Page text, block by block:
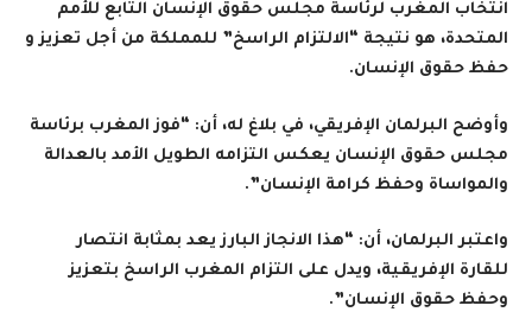
انتخاب المغرب لرئاسة مجلس حقوق الإنسان التابع للأمم
المتحدة، هو نتيجة “الالتزام الراسخ” للمملكة من أجل تعزيز و
حفظ حقوق الإنسان.
وأوضح البرلمان الإفريقي، في بلاغ له، أن: “فوز المغرب برئاسة
مجلس حقوق الإنسان يعكس التزامه الطويل الأمد بالعدالة
والمواساة وحفظ كرامة الإنسان”.
واعتبر البرلمان، أن: “هذا الانجاز البارز يعد بمثابة انتصار
للقارة الإفريقية، ويدل على التزام المغرب الراسخ بتعزيز
وحفظ حقوق الإنسان”.